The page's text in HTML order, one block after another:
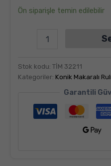
5.00
puan
aldı
Ön siparişle temin edilebilir
Stok kodu: TİM 32211
Kategoriler: Konik Makaralı
Garantili